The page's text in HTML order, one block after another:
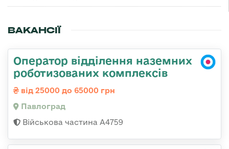
ВАКАНСІЇ
Оператор відділення наземних
роботизованих комплексів
від 25000 до 65000 грн
Павлоград
Військова частина А4759